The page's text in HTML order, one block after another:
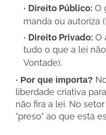
Direito Público: O
manda ou autoriza
Direito Privado: O
tudo o que a lei
Vontade).
Por que importa?
liberdade criativa
não fira a lei. No
"preso" ao que está